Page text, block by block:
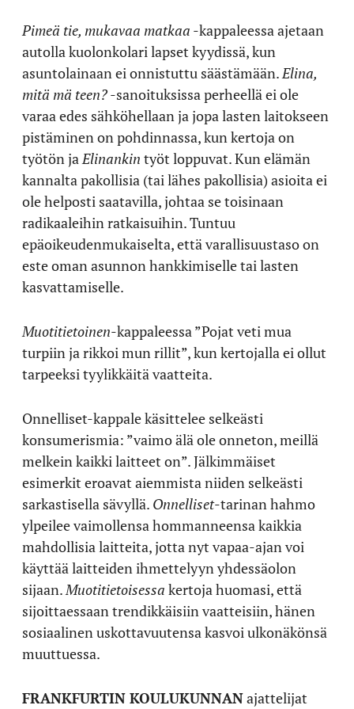
Pimeä tie, mukavaa matkaa -kappaleessa ajetaan
autolla kuolonkolari lapset kyydissä, kun
asuntolainaan ei onnistuttu säästämään.Elina,
mitä mä teen?-sanoituksissa perheellä ei ole
varaa edes sähköhellaan ja jopa lasten laitokseen
pistäminen on pohdinnassa, kun kertoja on
työtön jaElinankin työt loppuvat. Kun elämän
kannalta pakollisia (tai lähes pakollisia) asioita ei
ole helposti saatavilla, johtaa se toisinaan
radikaaleihin ratkaisuihin. Tuntuu
epäoikeudenmukaiselta, että varallisuustaso on
este oman asunnon hankkimiselle tai lasten
kasvattamiselle.
Muotitietoinen-kappaleessa ”Pojat veti mua
turpiin ja rikkoi mun rillit”, kun kertojalla ei ollut
tarpeeksi tyylikkäitä vaatteita.
Onnelliset-kappale käsittelee selkeästi
konsumerismia: ”vaimo älä ole onneton, meillä
melkein kaikki laitteet on”. Jälkimmäiset
esimerkit eroavat aiemmista niiden selkeästi
sarkastisella sävyllä. Onnelliset-tarinan hahmo
ylpeilee vaimollensa hommanneensa kaikkia
mahdollisia laitteita, jotta nyt vapaa-ajan voi
käyttää laitteiden ihmettelyyn yhdessäolon
sijaan.Muotitietoisessa kertoja huomasi, että
sijoittaessaan trendikkäisiin vaatteisiin, hänen
sosiaalinen uskottavuutensa kasvoi ulkonäkönsä
muuttuessa.
FRANKFURTIN KOULUKUNNANajattelijat